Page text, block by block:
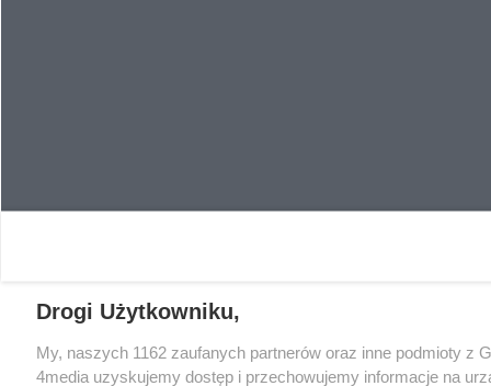
Drogi Użytkowniku,
My, naszych 1162 zaufanych partnerów oraz inne podmioty z
4media uzyskujemy dostęp i przechowujemy informacje na